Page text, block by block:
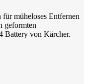
müheloses Entfernen
geformten
Battery von Kärcher.